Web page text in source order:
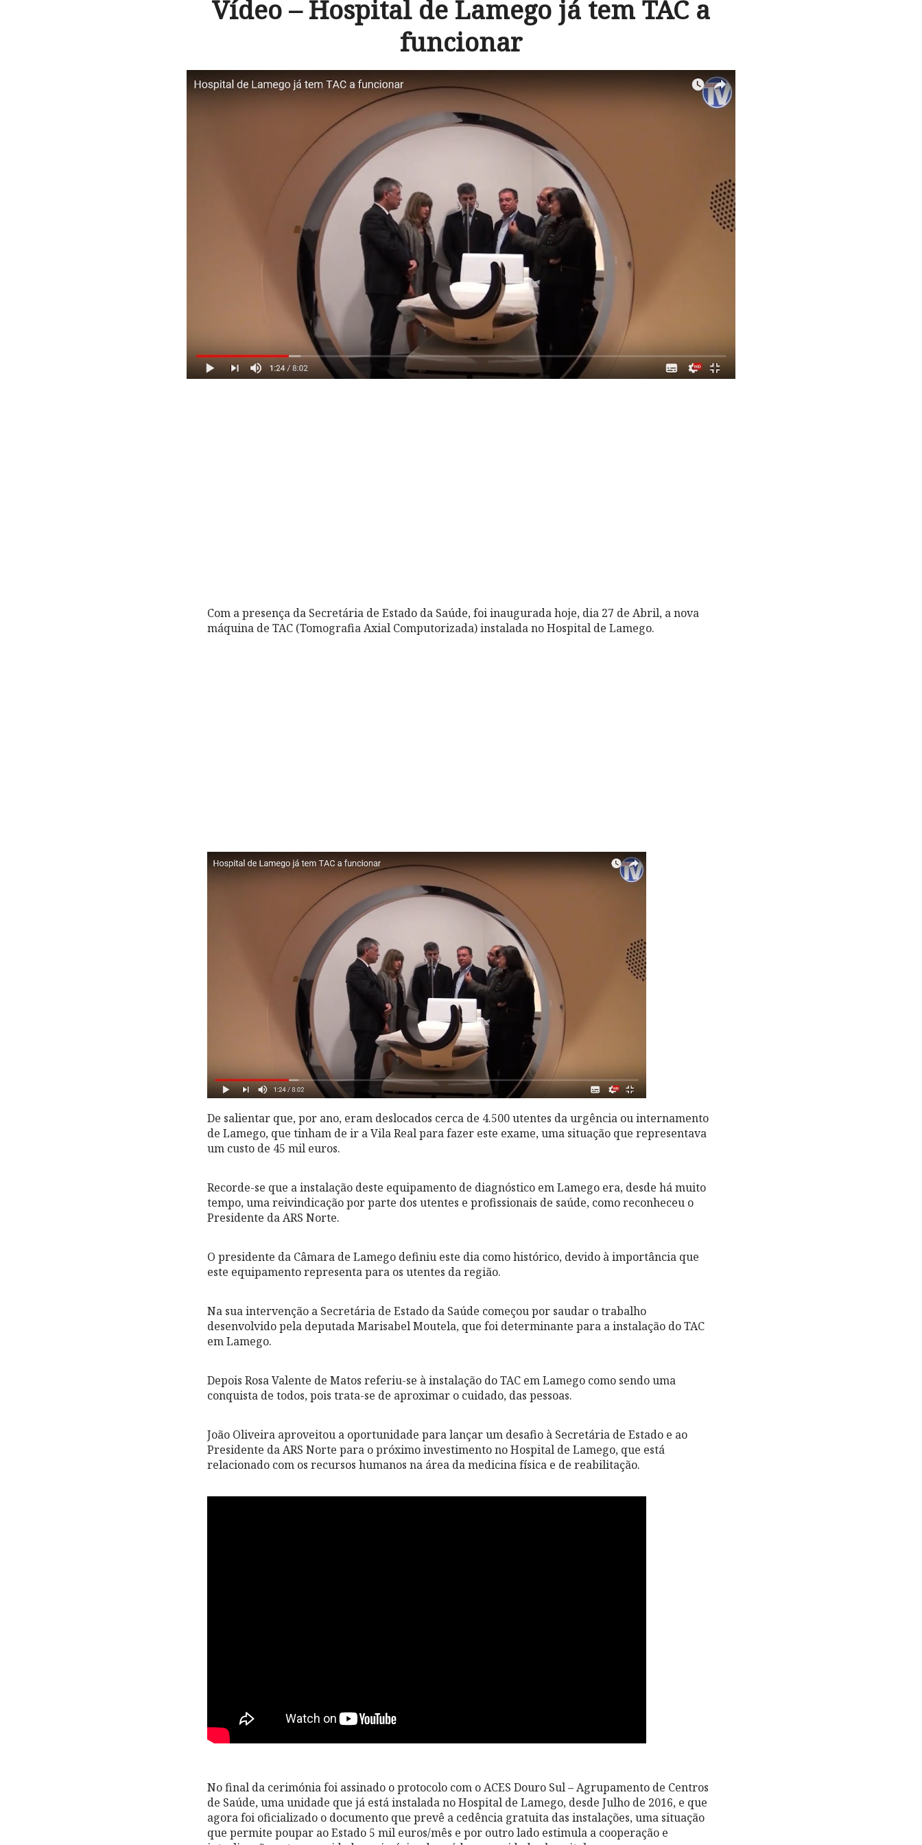
Vídeo – Hospital de Lamego já tem TAC a
funcionar
Com a presença da Secretária de Estado da Saúde, foi inaugurada hoje, dia 27 de Abril, a nova
máquina de TAC (Tomografia Axial Computorizada) instalada no Hospital de Lamego.
De salientar que, por ano, eram deslocados cerca de 4.500 utentes da urgência ou internamento
de Lamego, que tinham de ir a Vila Real para fazer este exame, uma situação que representava
um custo de 45 mil euros.
Recorde-se que a instalação deste equipamento de diagnóstico em Lamego era, desde há muito
tempo, uma reivindicação por parte dos utentes e profissionais de saúde, como reconheceu o
Presidente da ARS Norte.
O presidente da Câmara de Lamego definiu este dia como histórico, devido à importância que
este equipamento representa para os utentes da região.
Na sua intervenção a Secretária de Estado da Saúde começou por saudar o trabalho
desenvolvido pela deputada Marisabel Moutela, que foi determinante para a instalação do TAC
em Lamego.
Depois Rosa Valente de Matos referiu-se à instalação do TAC em Lamego como sendo uma
conquista de todos, pois trata-se de aproximar o cuidado, das pessoas.
João Oliveira aproveitou a oportunidade para lançar um desafio à Secretária de Estado e ao
Presidente da ARS Norte para o próximo investimento no Hospital de Lamego, que está
relacionado com os recursos humanos na área da medicina física e de reabilitação.
No final da cerimónia foi assinado o protocolo com o ACES Douro Sul – Agrupamento de Centros
de Saúde, uma unidade que já está instalada no Hospital de Lamego, desde Julho de 2016, e que
agora foi oficializado o documento que prevê a cedência gratuita das instalações, uma situação
que permite poupar ao Estado 5 mil euros/mês e por outro lado estimula a cooperação e